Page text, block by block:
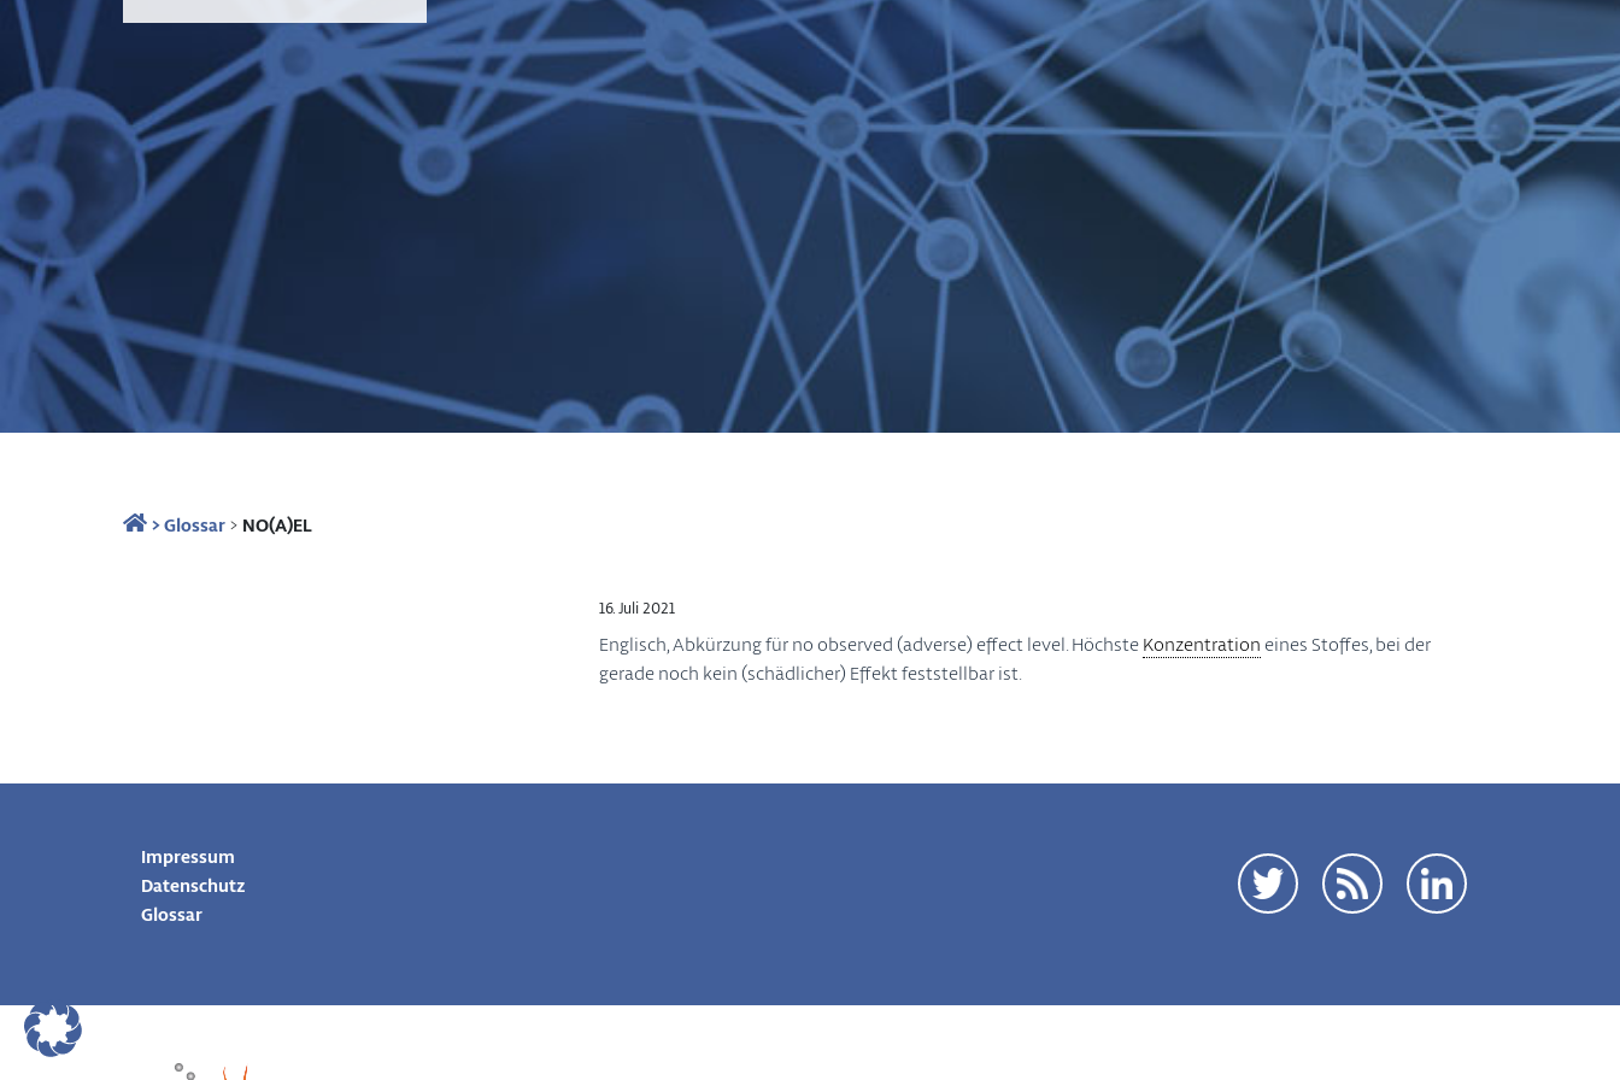
>Glossar> NO(A)EL
16. Juli 2021
Englisch, Abkürzung für no observed (adverse) effect level. HöchsteKonzentrationeines Stoffes, bei der
gerade noch kein (schädlicher) Effekt feststellbar ist.
Impressum
Datenschutz
Glossar